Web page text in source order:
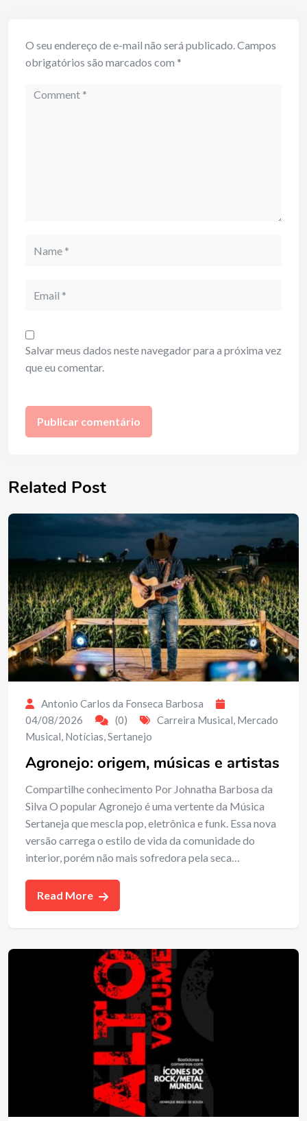
O seu endereço de e-mail não será publicado.Campos
obrigatórios são marcados com *
Comment
Salvar meus dados neste navegador para a próxima vez
que eu comentar.
Related Post
Antonio Carlos da Fonseca Barbosa
04/08/2026
(0) Carreira Musical, Mercado
Musical, Notícias,Sertanejo
Agronejo: origem, músicas e artistas
Compartilhe conhecimento Por Johnatha Barbosa da
Silva O popular Agronejo é uma vertente da Música
Sertaneja que mescla pop, eletrônica e funk. Essa nova
versão carrega o estilo de vida da comunidade do
interior, porém não mais sofredora pela seca…
Read More